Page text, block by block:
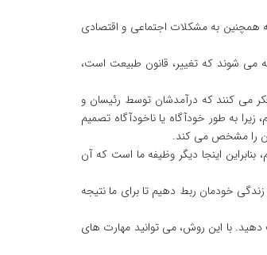
همچنین به مشکلات اجتماعی و اقتصادی
می ‌شوند که تغییر، قانون طبیعت است،
می کنند که درآمدشان توسط رئیسان و
به طور خودآگاه یا ناخودآگاه تصمیم
را مشخص می کند.
اینجا دیگر وظیفه ما است که آن
خودمان ربط دهیم تا برای ما نتیجه
با این روش، می توانید مهارت های